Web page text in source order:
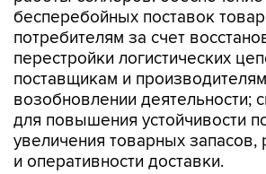
бесперебойных поставок
потребителям за счет
перестройки логистических
поставщикам и
возобновлении деятельности;
для повышения устойчивости
увеличения товарных запасов,
и оперативности доставки.